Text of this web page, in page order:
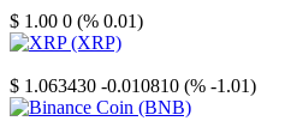
$ 1.00 0 (% 0.01)
$ 1.063430 -0.010810 (% -1.01)